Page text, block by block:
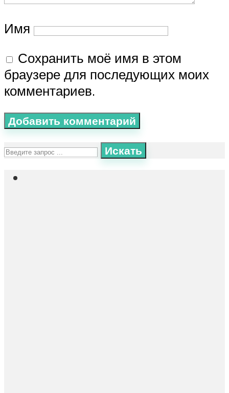
Имя
Сохранить моё имя в этом
браузере для последующих моих
комментариев.
Искать